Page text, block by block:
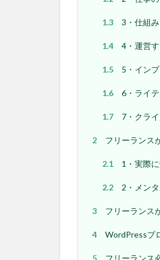
1.3 3・仕組
1.4 4・運営
1.5 5・イン
1.6 6・ライ
1.7 7・クラ
2 フリーランス
2.1 1・実際
2.2 2・メン
3 フリーランス
4 WordPressブ
5 フリーランス